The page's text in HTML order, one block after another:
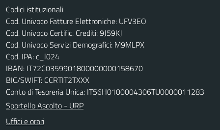
Codici istituzionali
Cod. Univoco Fatture Elettroniche: UFV3EO
Cod. Univoco Certific. Crediti: 9J59KJ
Cod. Univoco Servizi Demografici: M9MLPX
Cod. IPA: c_l024
IBAN: IT72C0359901800000000158670
BIC/SWIFT: CCRTIT2TXXX
Conto di Tesoreria Unica: IT56H0100004306TU0000011283
Sportello Ascolto - URP
Uffici e orari